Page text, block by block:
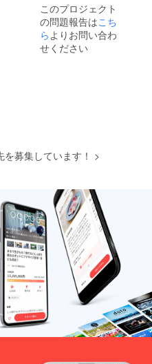
つ、乾
燥卵
白、フ
ルール
ドセル
このプロジェクト
の問題報告はこち
らよりお問い合わ
せください
を募集しています！ >